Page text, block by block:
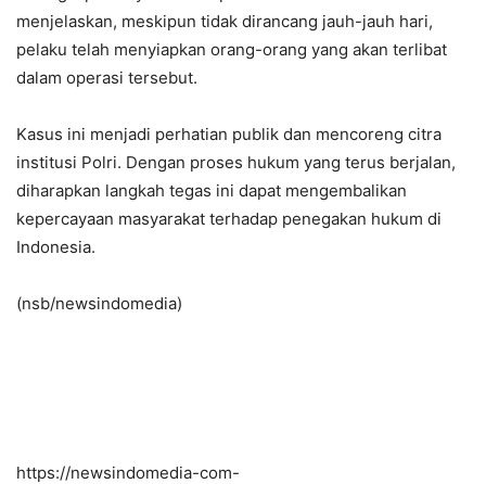
menjelaskan, meskipun tidak dirancang jauh-jauh hari,
pelaku telah menyiapkan orang-orang yang akan terlibat
dalam operasi tersebut.
Kasus ini menjadi perhatian publik dan mencoreng citra
institusi Polri. Dengan proses hukum yang terus berjalan,
diharapkan langkah tegas ini dapat mengembalikan
kepercayaan masyarakat terhadap penegakan hukum di
Indonesia.
(nsb/newsindomedia)
https://newsindomedia-com-